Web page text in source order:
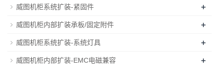
威图机柜系统扩装-紧固件 +
威图机柜内部扩装承板/固定附件 +
威图机柜系统扩装-系统灯具 +
威图机柜内部扩装-EMC电磁兼容 +